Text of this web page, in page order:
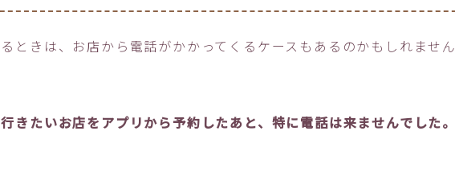
ときは、お店から電話がかかってくるケースもあるのかもしれません
行きたいお店をアプリから予約したあと、特に電話は来ませんでした。